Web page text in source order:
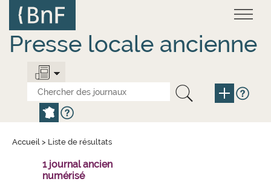
contenu
principal
Presse locale ancienne
Accueil > Liste de résultats
1 journal ancien
numérisé
Panneau de gestion des cookies